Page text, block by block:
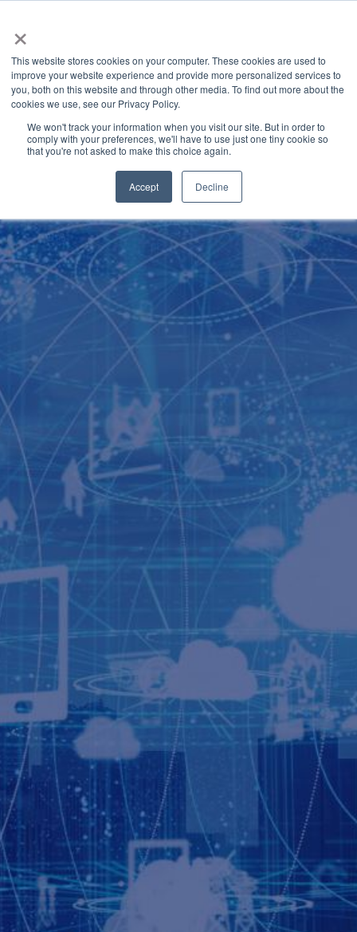
×
This website stores cookies on your computer. These cookies are used to
improve your website experience and provide more personalized services to
you, both on this website and through other media. To find out more about the
cookies we use, see our Privacy Policy.
We won't track your information when you visit our site. But in order to
comply with your preferences, we'll have to use just one tiny cookie so
that you're not asked to make this choice again.
Accept Decline
Latest News